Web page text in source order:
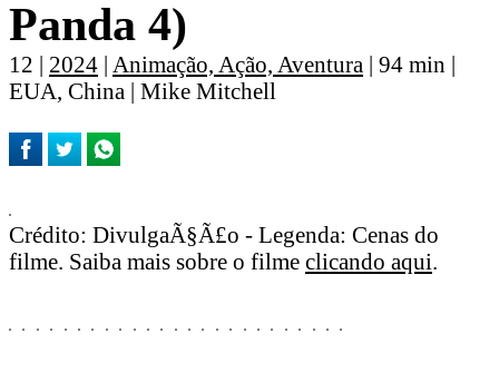
Panda 4)
12 | 2024 | Animação, Ação, Aventura | 94 min |
EUA, China | Mike Mitchell
Crédito: DivulgaÃ§Ã£o - Legenda: Cenas do
filme. Saiba mais sobre o filme clicando aqui.